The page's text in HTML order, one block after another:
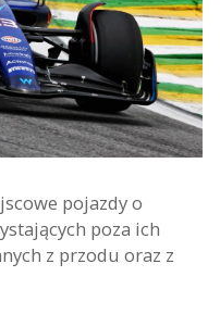
pojazdy o
poza ich
z przodu oraz z